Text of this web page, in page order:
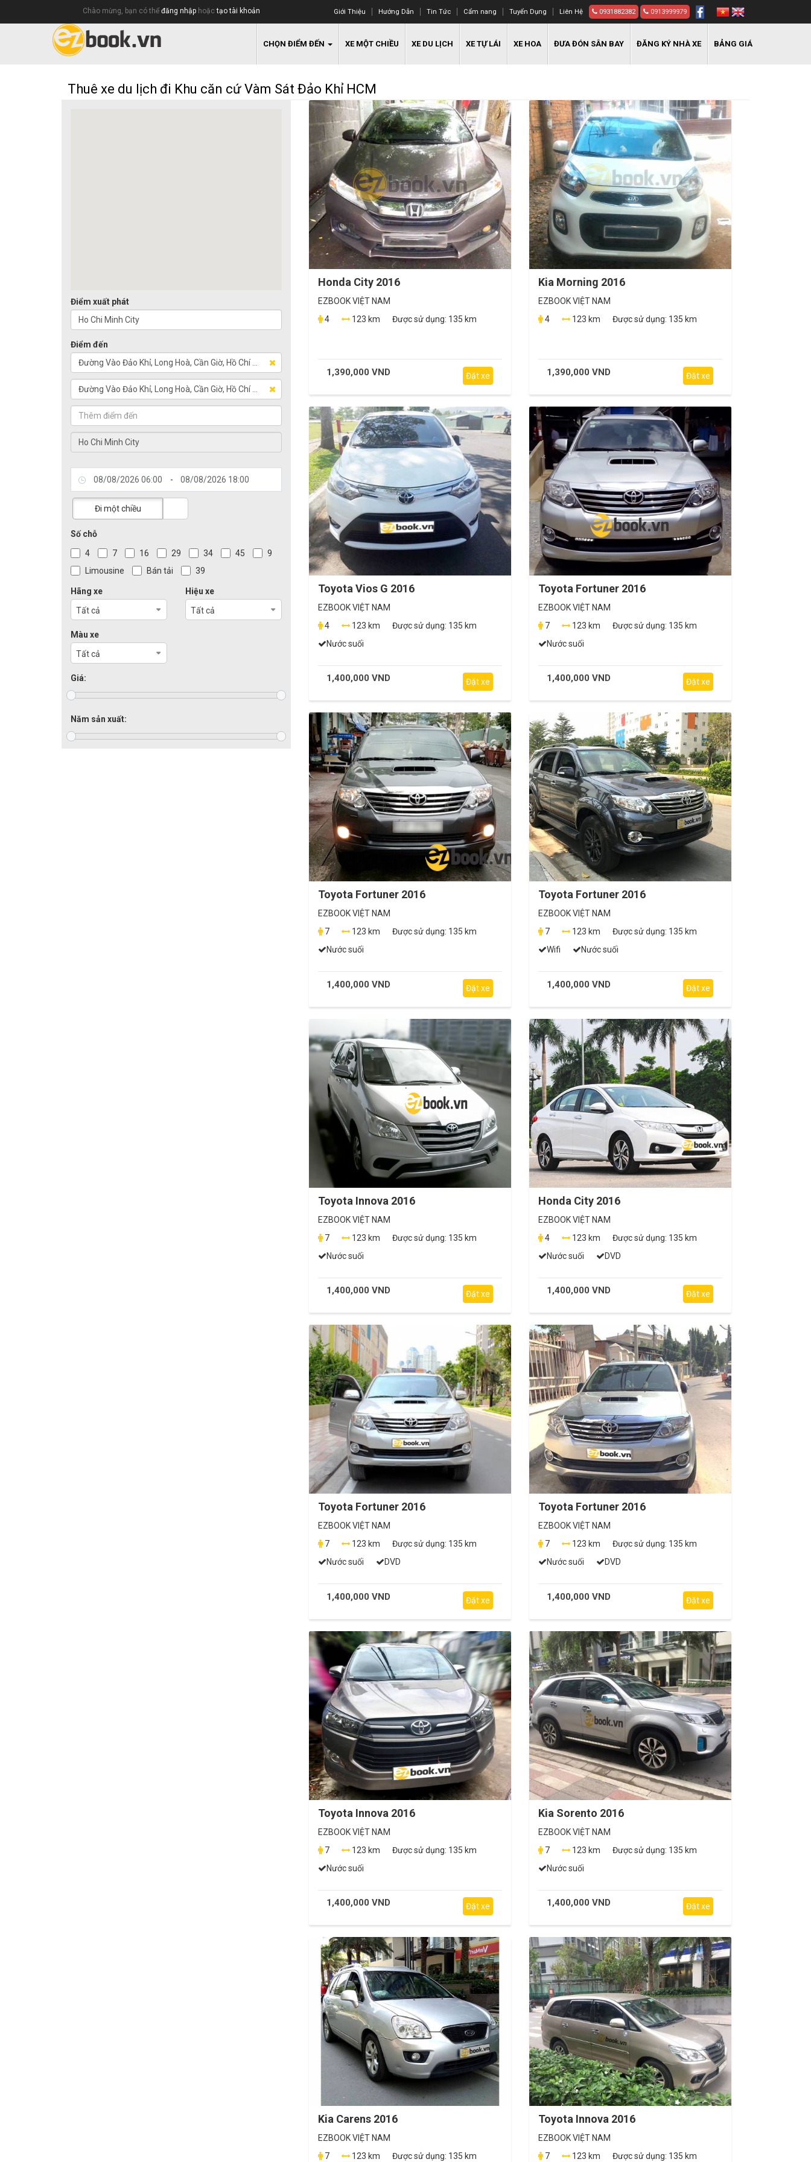
Chào mừng, bạn có thể đăng nhập hoặctạo tài khoản Giới Thiệu Hướng Dẫn Tin Tức Cẩm nang Tuyển Dụng Liên Hệ 0931882382 0913999979
CHỌN ĐIỂM ĐẾN XE MỘT CHIỀU XE DU LỊCH XE TỰ LÁI XE HOA ĐƯA ĐÓN SÂN BAY ĐĂNG KÝ NHÀ XE BẢNG GIÁ
Thuê xe du lịch đi Khu căn cứ Vàm Sát Đảo Khỉ HCM
Điểm xuất phát
Điểm đến
-
Đi một chiều
Số chỗ
4
7 16 29 34 45
9
Limousine
Bán tải 39
Hãng xe
Tất cả
Hiệu xe
Tất cả
Màu xe
Tất cả
Giá:
Năm sản xuất:
Honda City 2016
EZBOOK VIỆT NAM
4
123 km Được sử dụng: 135 km
1,390,000 VND Đặt xe
Kia Morning 2016
EZBOOK VIỆT NAM
4
123 km Được sử dụng: 135 km
1,390,000 VND Đặt xe
Toyota Vios G 2016
EZBOOK VIỆT NAM
4
123 km Được sử dụng: 135 km
Nước suối
1,400,000 VND Đặt xe
Toyota Fortuner 2016
EZBOOK VIỆT NAM
7
123 km Được sử dụng: 135 km
Nước suối
1,400,000 VND Đặt xe
Toyota Fortuner 2016
EZBOOK VIỆT NAM
7
123 km Được sử dụng: 135 km
Nước suối
1,400,000 VND Đặt xe
Toyota Fortuner 2016
EZBOOK VIỆT NAM
7
123 km Được sử dụng: 135 km
Wifi
Nước suối
1,400,000 VND Đặt xe
Toyota Innova 2016
EZBOOK VIỆT NAM
7
123 km Được sử dụng: 135 km
Nước suối
1,400,000 VND Đặt xe
Honda City 2016
EZBOOK VIỆT NAM
4
123 km Được sử dụng: 135 km
Nước suối
DVD
1,400,000 VND Đặt xe
Toyota Fortuner 2016
EZBOOK VIỆT NAM
7
123 km Được sử dụng: 135 km
Nước suối
DVD
1,400,000 VND Đặt xe
Toyota Fortuner 2016
EZBOOK VIỆT NAM
7
123 km Được sử dụng: 135 km
Nước suối
DVD
1,400,000 VND Đặt xe
Toyota Innova 2016
EZBOOK VIỆT NAM
7
123 km Được sử dụng: 135 km
Nước suối
1,400,000 VND Đặt xe
Kia Sorento 2016
EZBOOK VIỆT NAM
7
123 km Được sử dụng: 135 km
Nước suối
1,400,000 VND Đặt xe
Kia Carens 2016
EZBOOK VIỆT NAM
7
123 km Được sử dụng: 135 km
Toyota Innova 2016
EZBOOK VIỆT NAM
7
123 km Được sử dụng: 135 km